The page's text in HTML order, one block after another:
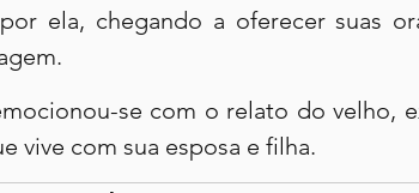
ela, chegando a oferecer suas
se com o relato do velho,
vive com sua esposa e filha.